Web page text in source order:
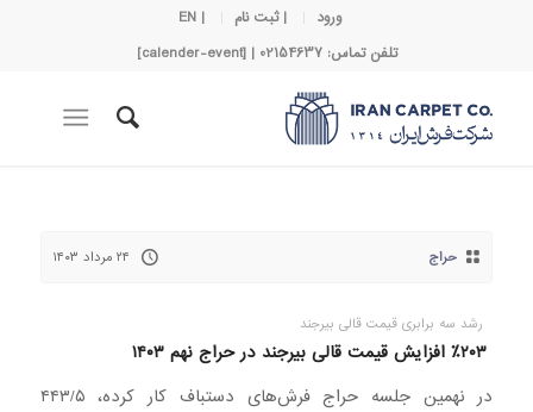
ورود | ثبت نام
| EN
تلفن تماس: 02154637 | [calender-event]
حراج ۲۴ مرداد ۱۴۰۳
رشد سه برابری قیمت قالی بیرجند
٪۲۰۳ افزایش قیمت قالی بیرجند در حراج نهم ۱۴۰۳
در نهمین جلسه حراج فرش‌های دستباف کار کرده، ۴۴۳/۵